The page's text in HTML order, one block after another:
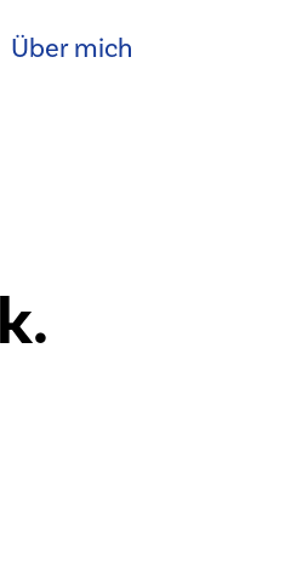
Über mich